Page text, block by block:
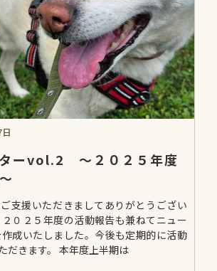
ーvol.2 ～２０２５年度
支援いただきましてありがとうござい
０２５年度の活動報告も兼ねてニュー
成いたしました。今後も定期的に活動
だきます。 本年度上半期は